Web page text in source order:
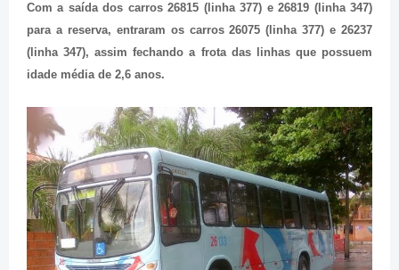
Com a saída dos carros 26815 (linha 377) e 26819 (linha 347)
para a reserva, entraram os carros 26075 (linha 377) e 26237
(linha 347), assim fechando a frota das linhas que possuem
idade média de 2,6 anos.